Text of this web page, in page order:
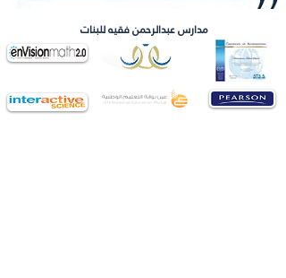
مدارس عبدالرحمن فقيه للبنات